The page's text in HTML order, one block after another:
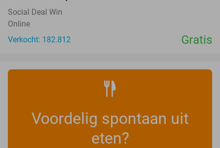
Social Deal Win
Online
Verkocht: 182.812
Gratis
Voordelig spontaan uit
eten?